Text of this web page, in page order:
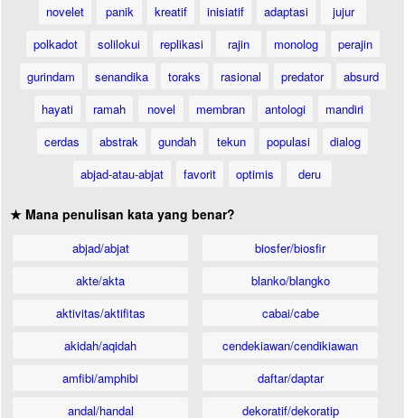
novelet
panik kreatif inisiatif adaptasi
jujur
polkadot
solilokui replikasi rajin monolog
perajin
gurindam
senandika toraks rasional predator
absurd
hayati
ramah novel membran antologi
mandiri
cerdas
abstrak gundah tekun populasi
dialog
abjad-atau-abjat
favorit optimis deru
★ Mana penulisan kata yang benar?
abjad/abjat
akte/akta
aktivitas/aktifitas
akidah/aqidah
amfibi/amphibi
andal/handal
biosfer/biosfir
blanko/blangko
cabai/cabe
cendekiawan/cendikiawan
daftar/daptar
dekoratif/dekoratip